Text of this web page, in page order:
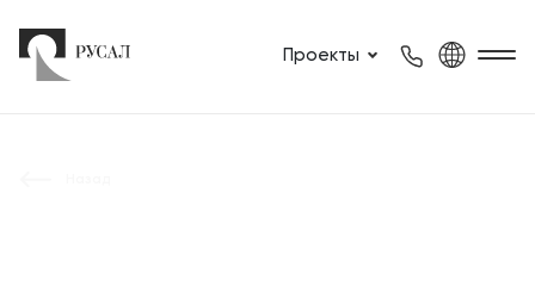
Проекты